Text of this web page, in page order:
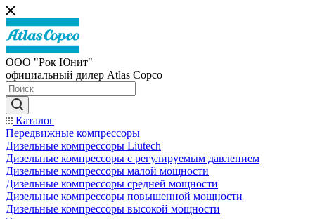
ООО "Рок Юнит"
официальный дилер Atlas Copco
Каталог
Передвижные компрессоры
Дизельные компрессоры Liutech
Дизельные компрессоры с регулируемым давлением
Дизельные компрессоры малой мощности
Дизельные компрессоры средней мощности
Дизельные компрессоры повышенной мощности
Дизельные компрессоры высокой мощности